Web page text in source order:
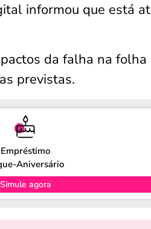
informou que está
da falha na
previstas.
Empréstimo
Aniversário
Simule agora